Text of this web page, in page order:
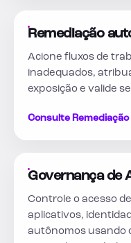
Remediação
Acione fluxos de
inadequados,
exposição e valide
Consulte Remediação
Governança de
Controle o acesso
aplicativos,
autônomos usando